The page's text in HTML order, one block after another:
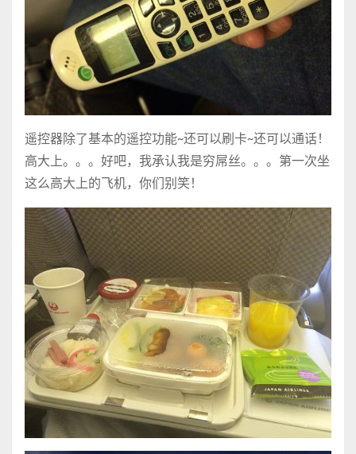
遥控器除了基本的遥控功能~还可以刷卡~还可以通话！
高大上。。。好吧，我承认我是穷屌丝。。。第一次坐
这么高大上的飞机，你们别笑！